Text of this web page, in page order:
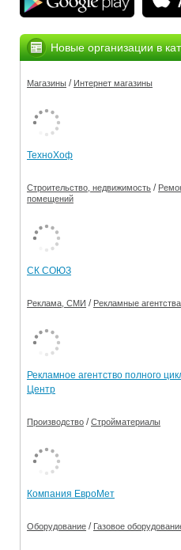
375
Серьезное
За
Новые организации в
Магазины / Интернет магазины
ТехноХоф
Строительство, недвижимость /
помещений
СК СОЮЗ
Реклама, СМИ / Рекламные агентства
Рекламное агентство полного
Центр
Производство /Стройматериалы
Компания ЕвроМет
Оборудование / Газовое